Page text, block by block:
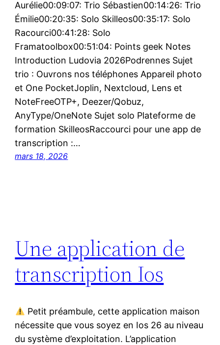
Aurélie00:09:07: Trio Sébastien00:14:26: Trio
Émilie00:20:35: Solo Skilleos00:35:17: Solo
Racourci00:41:28: Solo
Framatoolbox00:51:04: Points geek Notes
Introduction Ludovia 2026Podrennes Sujet
trio : Ouvrons nos téléphones Appareil photo
et One PocketJoplin, Nextcloud, Lens et
NoteFreeOTP+, Deezer/Qobuz,
AnyType/OneNote Sujet solo Plateforme de
formation SkilleosRaccourci pour une app de
transcription :…
mars 18, 2026
Une application de
transcription Ios
Petit préambule, cette application maison
nécessite que vous soyez en Ios 26 au niveau
du système d’exploitation. L’application